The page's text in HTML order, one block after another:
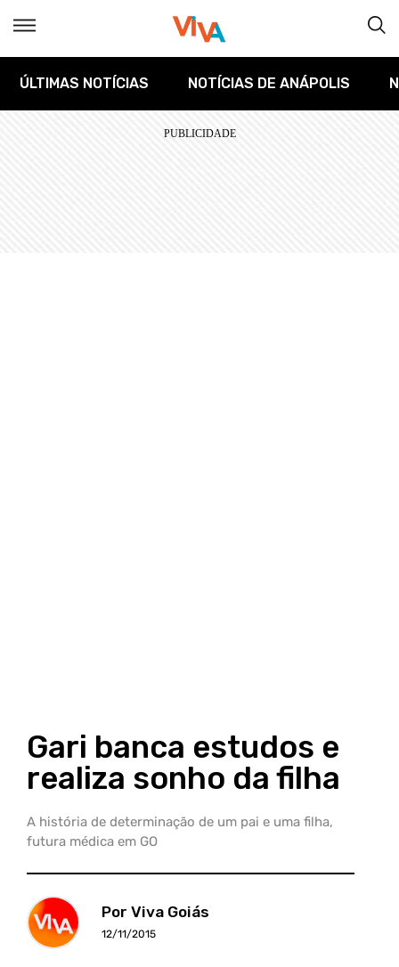
ÚLTIMAS NOTÍCIAS NOTÍCIAS DE ANÁPOLIS
Gari banca estudos e
realiza sonho da filha
A história de determinação de um pai e uma filha,
futura médica em GO
Por Viva Goiás
12/11/2015